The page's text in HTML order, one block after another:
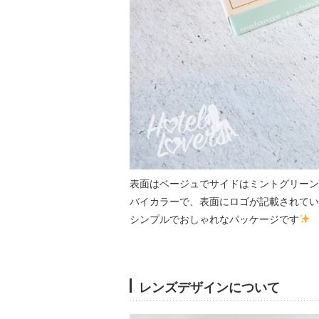
表面はベージュでサイドはミントグリー
バイカラーで、表面にロゴが記載されて
シンプルでおしゃれなパッケージです
レンズデザインについて